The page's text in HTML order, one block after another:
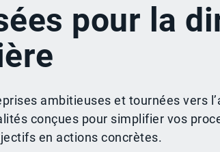
pour la
ambitieuses et tournées vers
conçues pour simplifier vos
en actions concrètes.